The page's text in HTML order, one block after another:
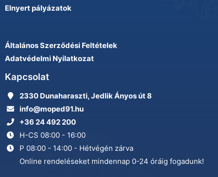
Elnyert pályázatok
Általános Szerződési Feltételek
Adatvédelmi Nyilatkozat
Kapcsolat
2330 Dunaharaszti, Jedlik Ányos út 8
info@moped91.hu
+36 24 492 200
H-CS 08:00 - 16:00
P 08:00 - 14:00 - Hétvégén zárva
Online rendeléseket mindennap 0-24 óráig fogadunk!